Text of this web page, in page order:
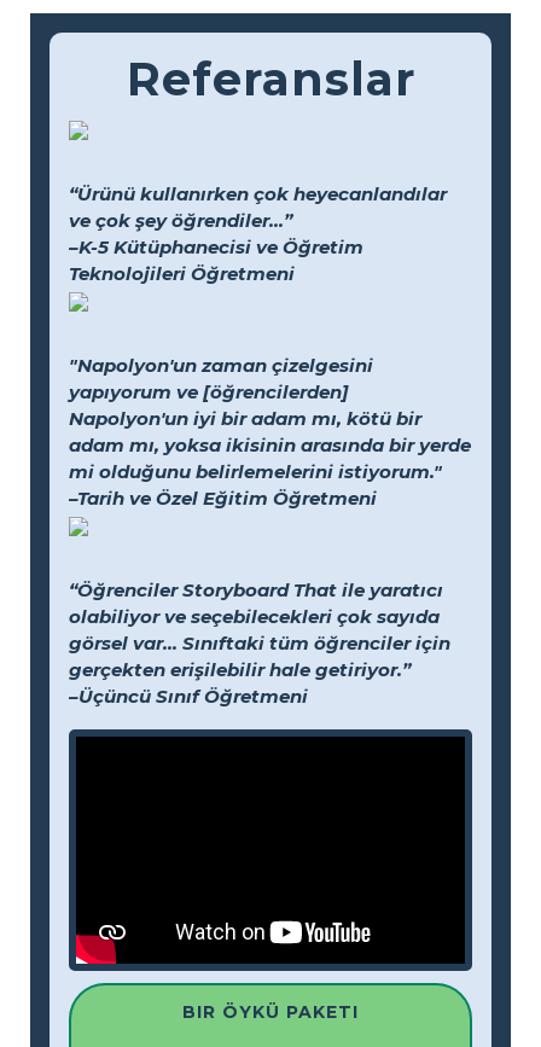
Referanslar
“Ürünü kullanırken çok heyecanlandılar
ve çok şey öğrendiler...”
–K-5 Kütüphanecisi ve Öğretim
Teknolojileri Öğretmeni
"Napolyon'un zaman çizelgesini
yapıyorum ve [öğrencilerden]
Napolyon'un iyi bir adam mı, kötü bir
adam mı, yoksa ikisinin arasında bir yerde
mi olduğunu belirlemelerini istiyorum."
–Tarih ve Özel Eğitim Öğretmeni
“Öğrenciler Storyboard That ile yaratıcı
olabiliyor ve seçebilecekleri çok sayıda
görsel var... Sınıftaki tüm öğrenciler için
gerçekten erişilebilir hale getiriyor.”
–Üçüncü Sınıf Öğretmeni
BIR ÖYKÜ PAKETI